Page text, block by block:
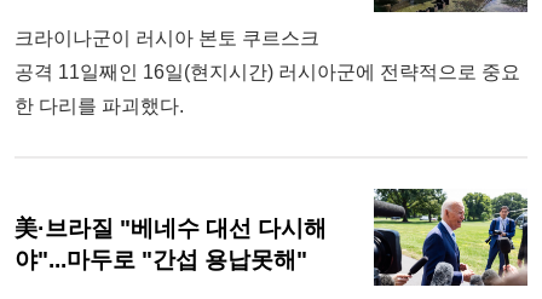
크라이나군이 러시아 본토 쿠르스크
공격 11일째인 16일(현지시간) 러시아군에 전략적으로 중요
한 다리를 파괴했다.
美·브라질 "베네수 대선 다시해
야"...마두로 "간섭 용납못해"